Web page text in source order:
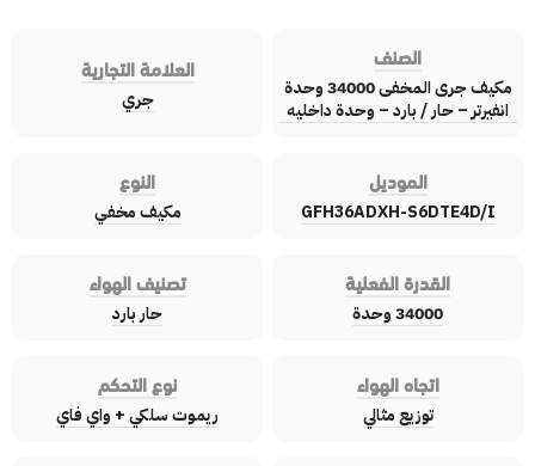
الصنف
مكيف جرى المخفى 34000 وحدة
انفيرتر – حار / بارد – وحدة داخليه
العلامة التجارية
جري
الموديل
GFH36ADXH-S6DTE4D/I
النوع
مكيف مخفي
القدرة الفعلية
34000 وحدة
تصنيف الهواء
حار بارد
اتجاه الهواء
توزيع مثالي
نوع التحكم
ريموت سلكي + واي فاي